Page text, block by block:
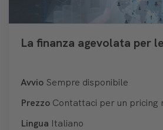
La finanza agevolata per
Avvio Sempre disponibile
Prezzo Contattaci per un pricing
Lingua Italiano